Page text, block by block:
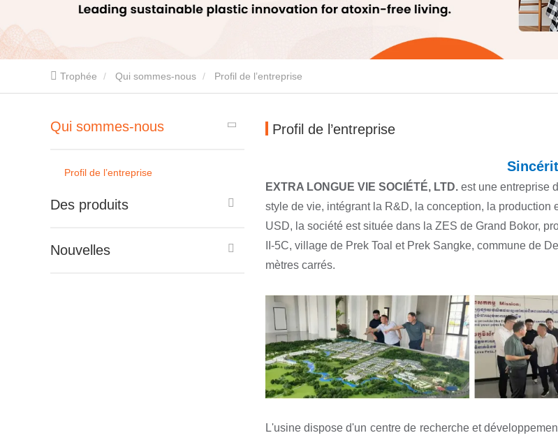
Trophée Qui sommes-nous Profil de l’entreprise
Qui sommes-nous
Profil de l’entreprise
Des produits
Nouvelles
Profil de l’entreprise
EXTRA LONGUE VIE SOCIÉTÉ, LTD.est une entreprise
style de vie, intégrant la R&D, la conception, la
USD, la société est située dans la ZES de Grand Bokor,
II-5C, village de Prek Toal et Prek Sangke, commune de
mètres carrés.
L'usine dispose d'un centre de recherche et